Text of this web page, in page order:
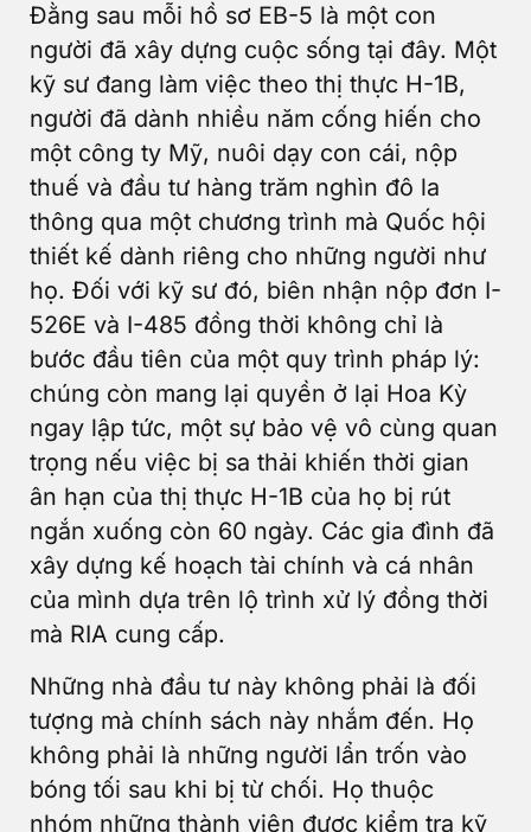
Đằng sau mỗi hồ sơ EB-5 là một con
người đã xây dựng cuộc sống tại đây. Một
kỹ sư đang làm việc theo thị thực H-1B,
người đã dành nhiều năm cống hiến cho
một công ty Mỹ, nuôi dạy con cái, nộp
thuế và đầu tư hàng trăm nghìn đô la
thông qua một chương trình mà Quốc hội
thiết kế dành riêng cho những người như
họ. Đối với kỹ sư đó, biên nhận nộp đơn I-
526E và I-485 đồng thời không chỉ là
bước đầu tiên của một quy trình pháp lý:
chúng còn mang lại quyền ở lại Hoa Kỳ
ngay lập tức, một sự bảo vệ vô cùng quan
trọng nếu việc bị sa thải khiến thời gian
ân hạn của thị thực H-1B của họ bị rút
ngắn xuống còn 60 ngày. Các gia đình đã
xây dựng kế hoạch tài chính và cá nhân
của mình dựa trên lộ trình xử lý đồng thời
mà RIA cung cấp.
Những nhà đầu tư này không phải là đối
tượng mà chính sách này nhắm đến. Họ
không phải là những người lẩn trốn vào
bóng tối sau khi bị từ chối. Họ thuộc
nhóm những thành viên được kiểm tra kỹ